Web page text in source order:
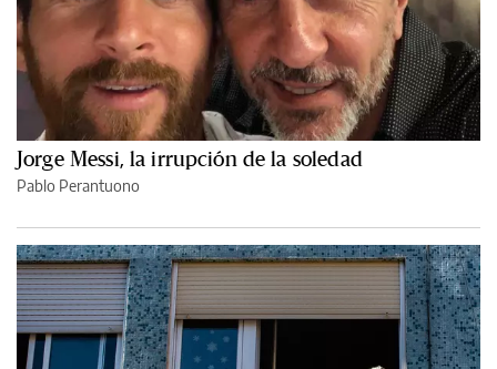
Jorge Messi, la irrupción de la soledad
Pablo Perantuono